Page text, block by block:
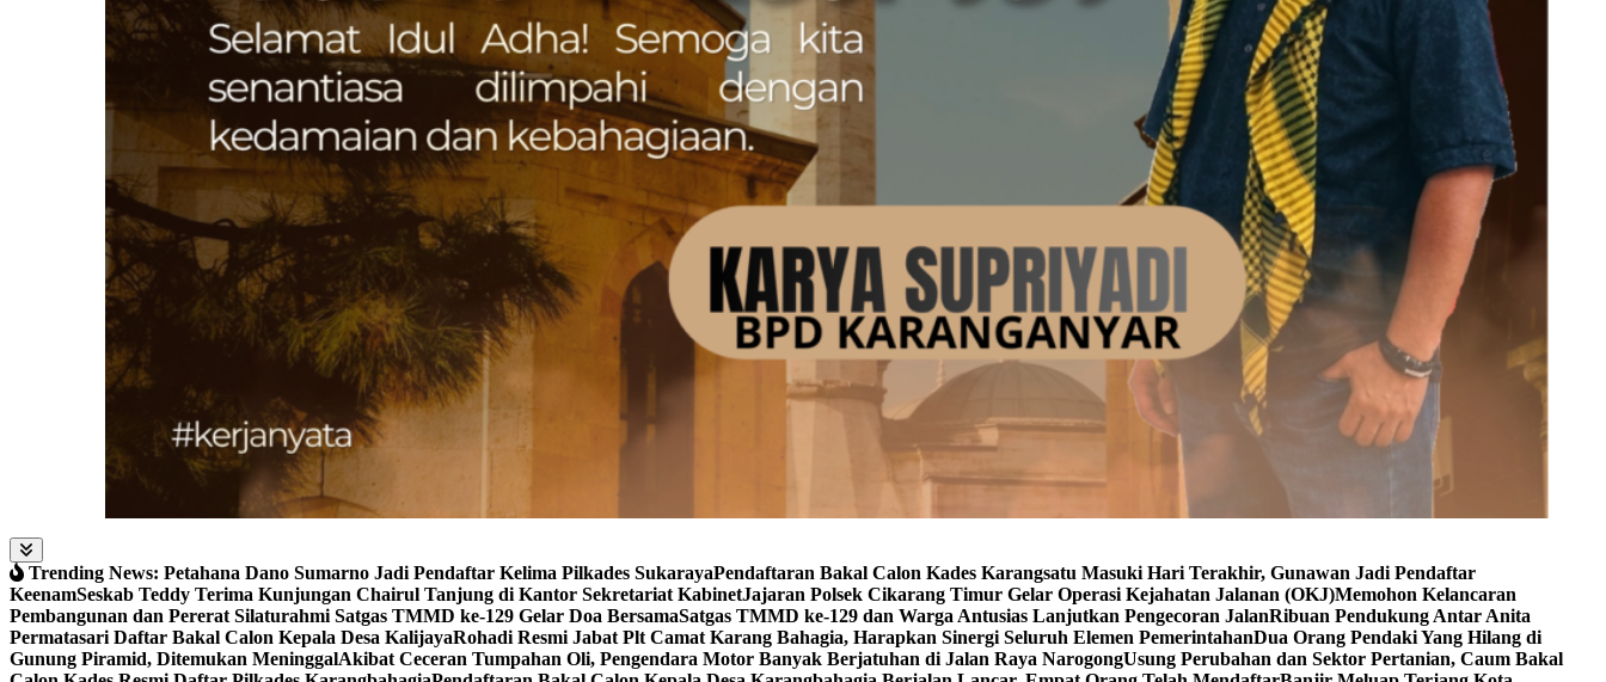
Trending News: Petahana Dano Sumarno Jadi Pendaftar Kelima Pilkades SukarayaPendaftaran Bakal Calon Kades Karangsatu Masuki Hari Terakhir, Gunawan Jadi Pendaftar
KeenamSeskab Teddy Terima Kunjungan Chairul Tanjung di Kantor Sekretariat KabinetJajaran Polsek Cikarang Timur Gelar Operasi Kejahatan Jalanan (OKJ)Memohon Kelancaran
Pembangunan dan Pererat Silaturahmi Satgas TMMD ke-129 Gelar Doa BersamaSatgas TMMD ke-129 dan Warga Antusias Lanjutkan Pengecoran JalanRibuan Pendukung Antar Anita
Permatasari Daftar Bakal Calon Kepala Desa KalijayaRohadi Resmi Jabat Plt Camat Karang Bahagia, Harapkan Sinergi Seluruh Elemen PemerintahanDua Orang Pendaki Yang Hilang di
Gunung Piramid, Ditemukan MeninggalAkibat Ceceran Tumpahan Oli, Pengendara Motor Banyak Berjatuhan di Jalan Raya NarogongUsung Perubahan dan Sektor Pertanian, Caum Bakal